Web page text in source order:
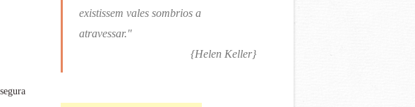
existissem vales sombrios a
atravessar."
{Helen Keller}